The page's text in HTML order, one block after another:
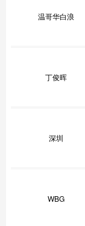
温哥华白浪
丁俊晖
深圳
WBG